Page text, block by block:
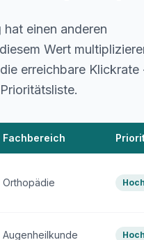
einen anderen
Wert
erreichbare Klickrate
Fachbereich
Orthopädie
Augenheilkunde